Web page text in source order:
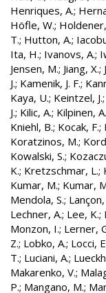
Henriques, A.;
Höfle, W.;
T.; Hutton, A.;
Ita, H.; Ivanovs, A.;
Jensen, M.; Jiang, X.;
J.; Kamenik, J. F.;
Kaya, U.; Keintzel, J.;
J.; Kilic, A.; Kilpinen, A.
Kniehl, B.; Kocak, F.;
Koratzinos, M.;
Kowalski, S.;
K.; Kretzschmar, L.;
Kumar, M.; Kumar,
Mendola, S.; Lançon,
Lechner, A.; Lee, K.;
Monzon, I.; Lerner,
Z.; Lobko, A.; Locci,
T.; Luciani, A.;
Makarenko, V.;
P.; Mangano, M.;